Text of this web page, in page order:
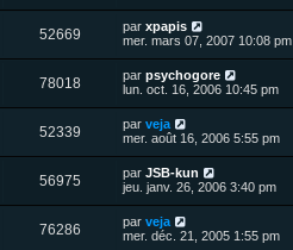
e
s
s
a
g
e
s
r
m
e
s
s
a
g
e
u
s
i
e
r
m
e
s
s
a
g
e
52669V
u
s
D
e
i
e
r
m
e
s
s
a
g
e
par xpapis
mer. mars 07, 2007 10:08 pm
78018V
u
s
D
e
i
e
r
m
e
s
s
a
g
par psychogore
lun. oct. 16, 2006 10:45 pm
52339V
u
s
D
e
i
e
r
m
e
par veja
mer. août 16, 2006 5:55 pm
56975V
u
D
e
i
e
par JSB-kun
jeu. janv. 26, 2006 3:40 pm
76286V
D
e
par veja
mer. déc. 21, 2005 1:55 pm